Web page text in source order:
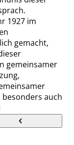
1927 im
gemacht,
gemeinsamer
besonders auch